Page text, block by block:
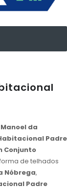
da
Padre
Conjunto
de telhados
Nóbrega,
Padre